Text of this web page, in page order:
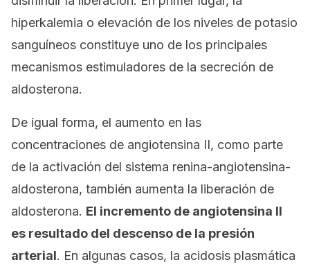
hiperkalemia o elevación de los niveles de potasio
sanguíneos constituye uno de los principales
mecanismos estimuladores de la secreción de
aldosterona.
De igual forma, el aumento en las
concentraciones de angiotensina II, como parte
de la activación del sistema renina-angiotensina-
aldosterona, también aumenta la liberación de
aldosterona. El incremento de angiotensina II
es resultado del descenso de la presión
arterial. En algunas casos, la acidosis plasmática